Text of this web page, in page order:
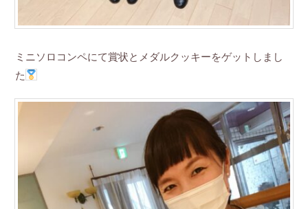
ミニソロコンペにて賞状とメダルクッキーをゲットしまし
た